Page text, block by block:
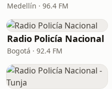
Medellín · 96.4 FM
Radio Policía Nacional
Bogotá · 92.4 FM